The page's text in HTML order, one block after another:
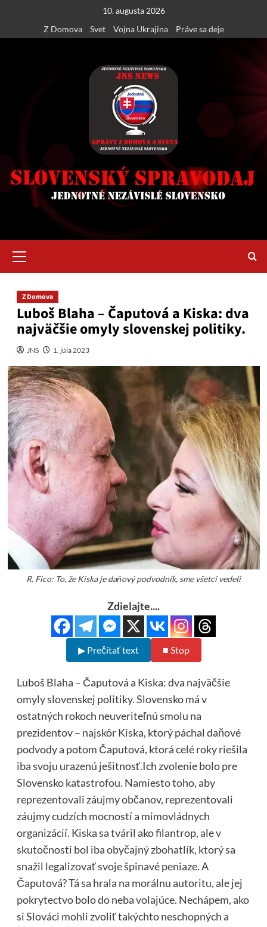
content
10. augusta 2026
Z Domova
Svet Vojna Ukrajina Práve sa deje
Menu
Z Domova
Luboš Blaha – Čaputová a Kiska: dva
najväčšie omyly slovenskej politiky.
JNS 1. júla 2023
R. Fico: To, že Kiska je daňový podvodník, sme všetci vedeli
Zdielajte....
▶ Prečítať text ■ Stop
Luboš Blaha – Čaputová a Kiska: dva najväčšie
omyly slovenskej politiky. Slovensko má v
ostatných rokoch neuveriteľnú smolu na
prezidentov – najskôr Kiska, ktorý páchal daňové
podvody a potom Čaputová, ktorá celé roky riešila
iba svoju urazenú ješitnosť.Ich zvolenie bolo pre
Slovensko katastrofou. Namiesto toho, aby
reprezentovali záujmy občanov, reprezentovali
záujmy cudzích mocností a mimovládnych
organizácií. Kiska sa tváril ako filantrop, ale v
skutočnosti bol iba obyčajný zbohatlík, ktorý sa
snažil legalizovať svoje špinavé peniaze. A
Čaputová? Tá sa hrala na morálnu autoritu, ale jej
pokrytectvo bolo do neba volajúce. Nechápem, ako
si Slováci mohli zvoliť takýchto neschopných a